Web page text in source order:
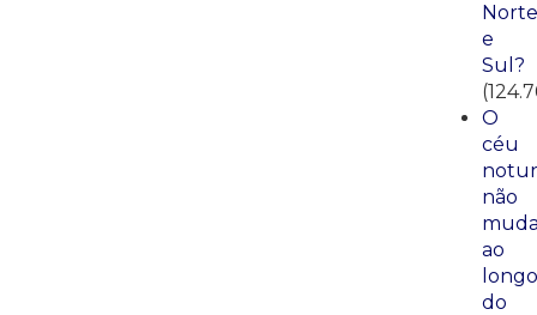
Norte
e
Sul?
O
céu
não
ao
longo
do